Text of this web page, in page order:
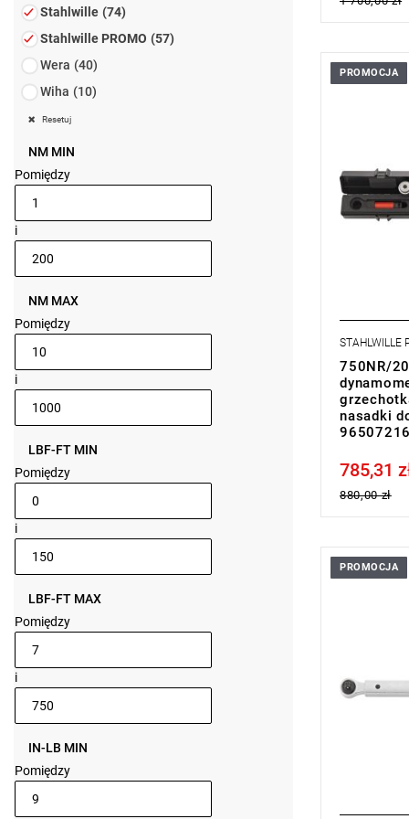
Stahlwille (74)
Stahlwille PROMO (57)
Wera (40)
Wiha (10)
Resetuj
NM MIN
Pomiędzy
i
NM MAX
Pomiędzy
i
LBF-FT MIN
Pomiędzy
i
LBF-FT MAX
Pomiędzy
i
IN-LB MIN
Pomiędzy
Zestaw z
ze stopu
PROMOCJA
STAHLWILLE
750NR/
nasadki
96507216
Price tax
785,31
880,00 zł
• ▇ 3/8"
• z
grzechotką
•
PROMOCJA